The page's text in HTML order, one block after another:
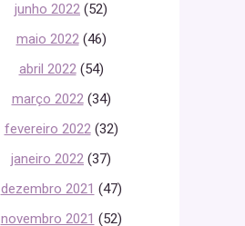
junho 2022 (52)
maio 2022(46)
abril 2022(54)
março 2022(34)
fevereiro 2022(32)
janeiro 2022 (37)
dezembro 2021 (47)
novembro 2021 (52)